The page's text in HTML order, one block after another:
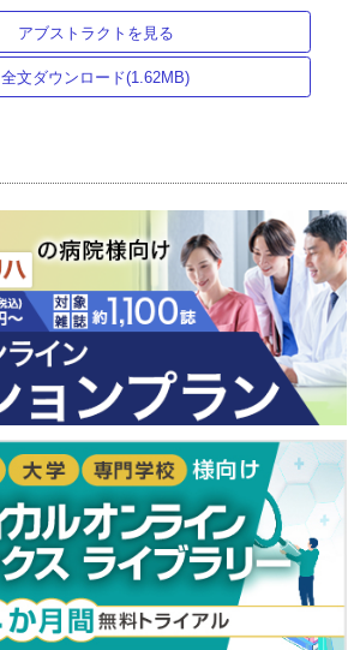
アブストラクトを見る
全文ダウンロード(1.62MB)